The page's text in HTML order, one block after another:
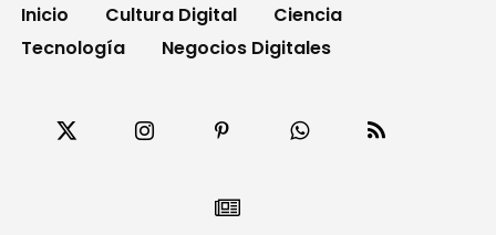
Inicio Cultura Digital
Ciencia
Tecnología
Negocios Digitales